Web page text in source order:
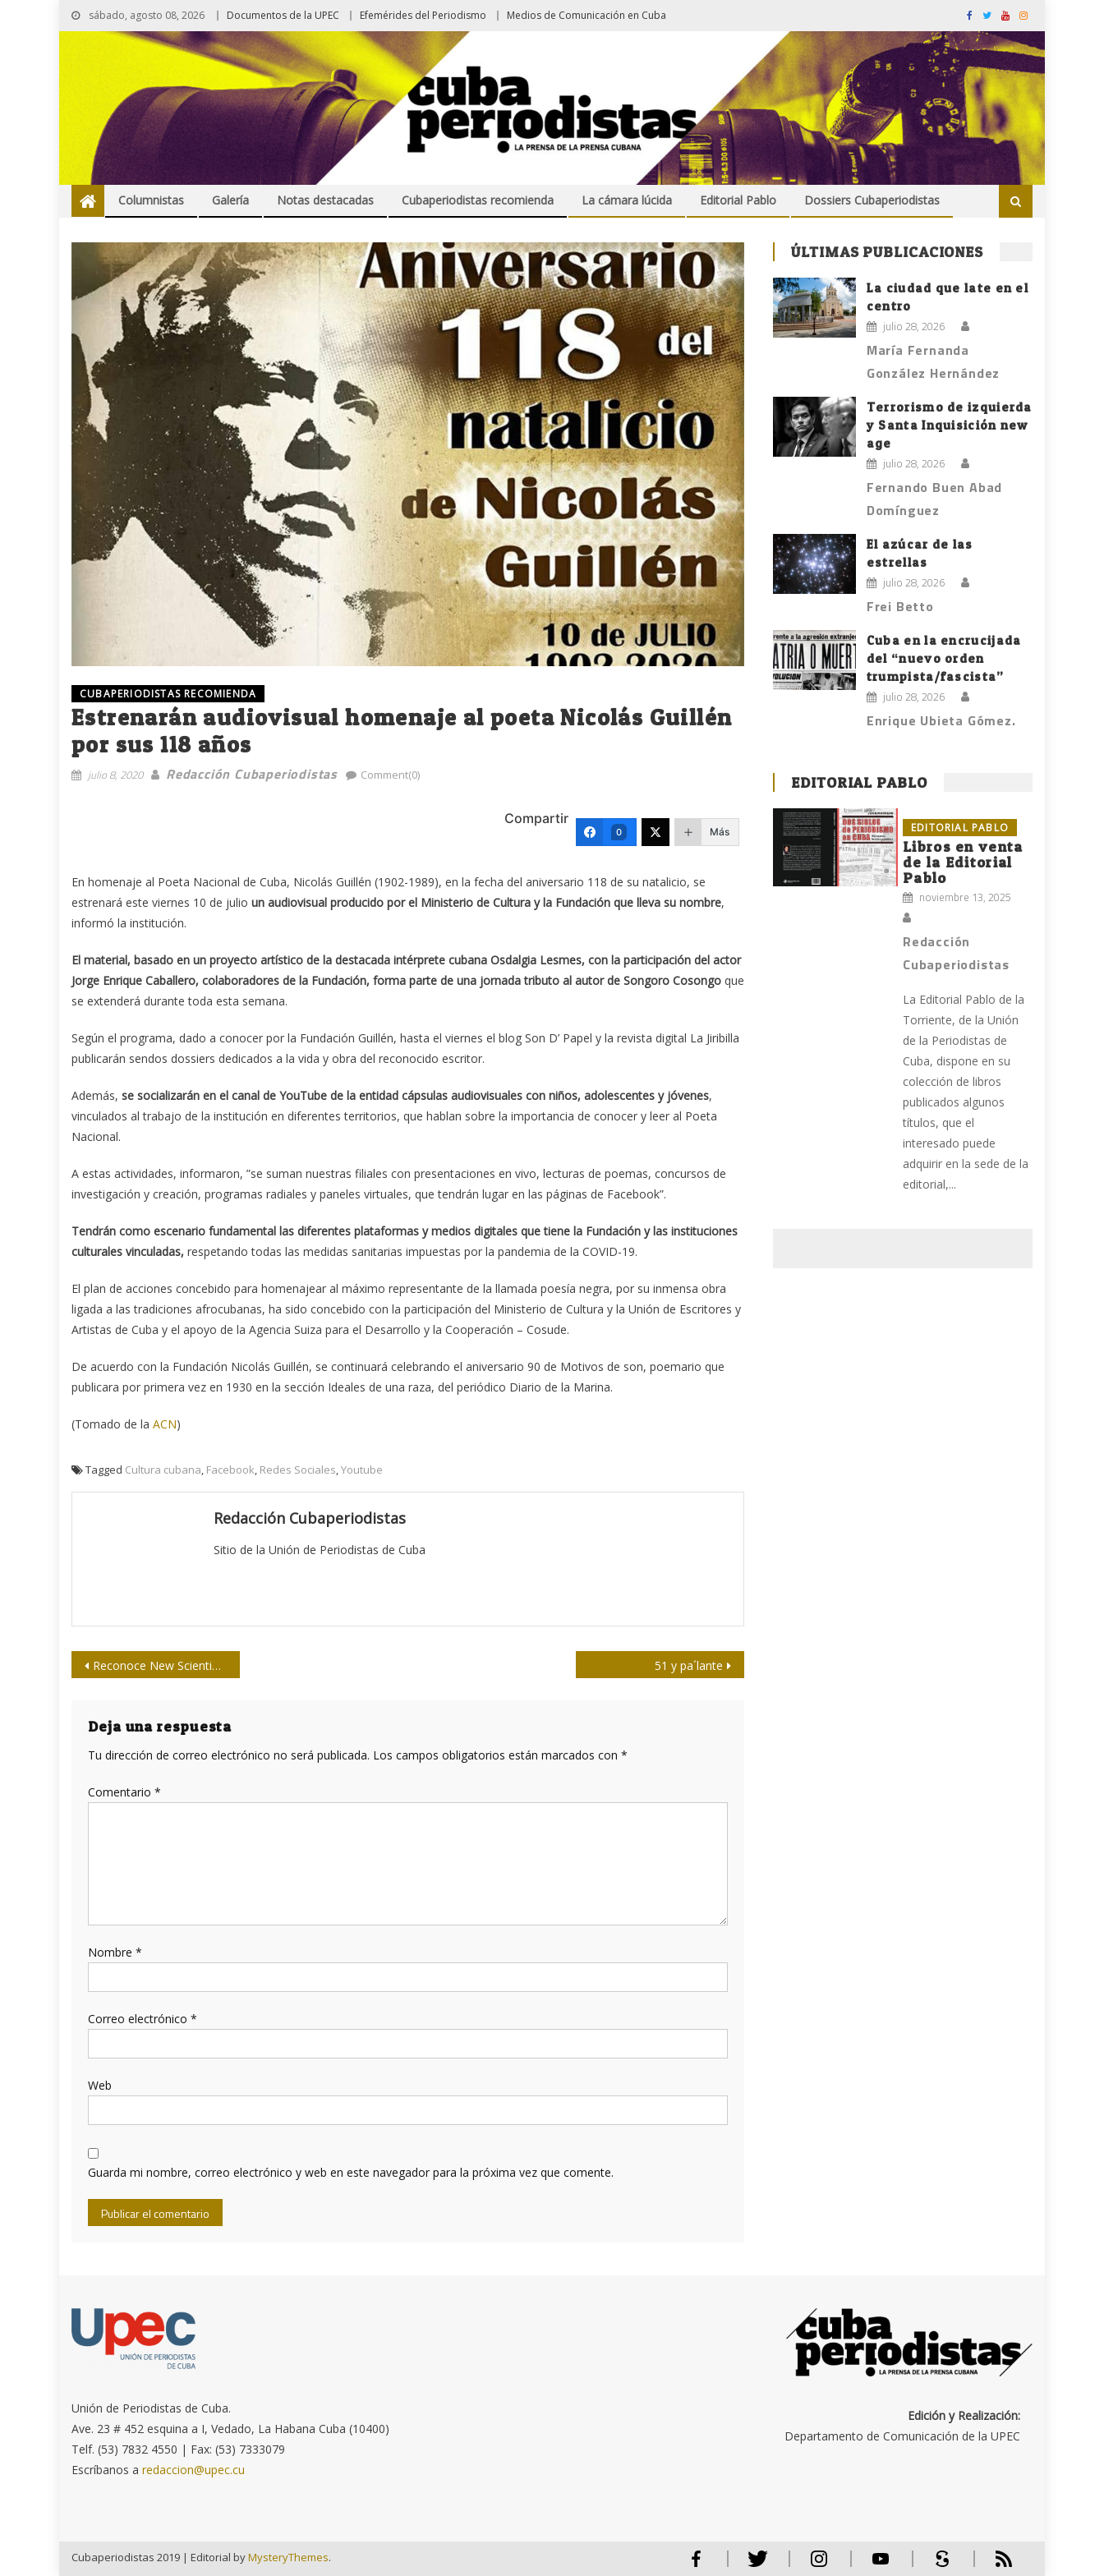
sábado, agosto 08, 2026 Documentos de la UPEC Efemérides del Periodismo Medios de Comunicación en Cuba
Columnistas Galería Notas destacadas Cubaperiodistas recomienda La cámara lúcida Editorial Pablo Dossiers Cubaperiodistas
CUBAPERIODISTAS RECOMIENDA
Estrenarán audiovisual homenaje al poeta Nicolás Guillén
por sus 118 años
julio 8, 2020 Redacción Cubaperiodistas Comment(0)
Compartir
0 Más
En homenaje al Poeta Nacional de Cuba, Nicolás Guillén (1902-1989), en la fecha del aniversario 118 de su natalicio, se
estrenará este viernes 10 de julio un audiovisual producido por el Ministerio de Cultura y la Fundación que lleva su nombre,
informó la institución.
El material, basado en un proyecto artístico de la destacada intérprete cubana Osdalgia Lesmes, con la participación del actor
Jorge Enrique Caballero, colaboradores de la Fundación, forma parte de una jornada tributo al autor de Songoro Cosongo que
se extenderá durante toda esta semana.
Según el programa, dado a conocer por la Fundación Guillén, hasta el viernes el blog Son D’ Papel y la revista digital La Jiribilla
publicarán sendos dossiers dedicados a la vida y obra del reconocido escritor.
Además, se socializarán en el canal de YouTube de la entidad cápsulas audiovisuales con niños, adolescentes y jóvenes,
vinculados al trabajo de la institución en diferentes territorios, que hablan sobre la importancia de conocer y leer al Poeta
Nacional.
A estas actividades, informaron, ”se suman nuestras filiales con presentaciones en vivo, lecturas de poemas, concursos de
investigación y creación, programas radiales y paneles virtuales, que tendrán lugar en las páginas de Facebook”.
Tendrán como escenario fundamental las diferentes plataformas y medios digitales que tiene la Fundación y las instituciones
culturales vinculadas, respetando todas las medidas sanitarias impuestas por la pandemia de la COVID-19.
El plan de acciones concebido para homenajear al máximo representante de la llamada poesía negra, por su inmensa obra
ligada a las tradiciones afrocubanas, ha sido concebido con la participación del Ministerio de Cultura y la Unión de Escritores y
Artistas de Cuba y el apoyo de la Agencia Suiza para el Desarrollo y la Cooperación – Cosude.
De acuerdo con la Fundación Nicolás Guillén, se continuará celebrando el aniversario 90 de Motivos de son, poemario que
publicara por primera vez en 1930 en la sección Ideales de una raza, del periódico Diario de la Marina.
(Tomado de la ACN)
Tagged Cultura cubana, Facebook, Redes Sociales,Youtube
Redacción Cubaperiodistas
Sitio de la Unión de Periodistas de Cuba
Navegación
entradas
Reconoce New Scientist enfrentamiento del gobierno cubano a la COVID-19 51 y pa´lante
Deja una respuesta
Tu dirección de correo electrónico no será publicada. Los campos obligatorios están marcados con *
Comentario *
Nombre *
Correo electrónico *
Web
Guarda mi nombre, correo electrónico y web en este navegador para la próxima vez que comente.
ÚLTIMAS PUBLICACIONES
La ciudad que late en el
centro
julio 28, 2026
María Fernanda
González Hernández
Terrorismo de izquierda
y Santa Inquisición new
age
julio 28, 2026
Fernando Buen Abad
Domínguez
El azúcar de las
estrellas
julio 28, 2026
Frei Betto
Cuba en la encrucijada
del “nuevo orden
trumpista/fascista”
julio 28, 2026
Enrique Ubieta Gómez.
EDITORIAL PABLO
EDITORIAL PABLO
Libros en venta
de la Editorial
Pablo
noviembre 13, 2025
Redacción
Cubaperiodistas
La Editorial Pablo de la
Torriente, de la Unión
de la Periodistas de
Cuba, dispone en su
colección de libros
publicados algunos
títulos, que el
interesado puede
adquirir en la sede de la
editorial,...
Unión de Periodistas de Cuba.
Ave. 23 # 452 esquina a I, Vedado, La Habana Cuba (10400)
Telf. (53) 7832 4550 | Fax: (53) 7333079
Escríbanos aredaccion@upec.cu
Edición y Realización:
Departamento de Comunicación de la UPEC
Cubaperiodistas 2019 | Editorial byMysteryThemes.
Facebook
Twitter Instagram Scribd RSS